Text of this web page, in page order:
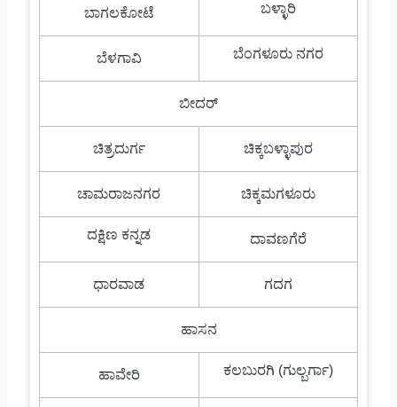
ಬಾಗಲಕೋಟೆ ಬಳ್ಳಾರಿ
ಬೆಳಗಾವಿ ಬೆಂಗಳೂರು ನಗರ
ಬೀದರ್
ಚಿತ್ರದುರ್ಗ ಚಿಕ್ಕಬಳ್ಳಾಪುರ
ಚಾಮರಾಜನಗರ ಚಿಕ್ಕಮಗಳೂರು
ದಕ್ಷಿಣ ಕನ್ನಡ ದಾವಣಗೆರೆ
ಧಾರವಾಡ ಗದಗ
ಹಾಸನ
ಹಾವೇರಿ ಕಲಬುರಗಿ (ಗುಲ್ಬರ್ಗಾ)